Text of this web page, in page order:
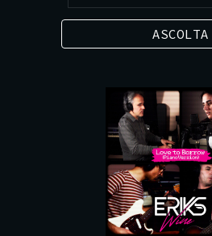
ASCOLTA